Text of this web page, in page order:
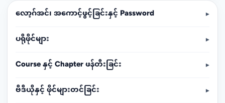
လော့ဂ်အင်၊ အကောင့်ဖွင့်ခြင်းနှင့် Password ▾
ပရိုဖိုင်များ ▾
Course နှင့် Chapter ဖန်တီးခြင်း ▾
ဗီဒီယိုနှင့် ဖိုင်များတင်ခြင်း ▾